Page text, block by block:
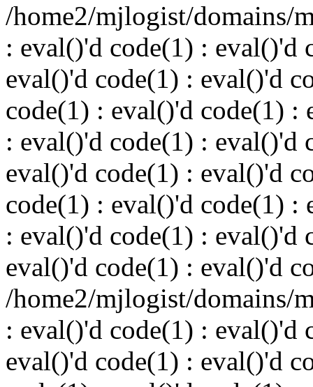
/home2/mjlogist/domains/
: eval()'d code(1) : eval()'d
eval()'d code(1) : eval()'d
code(1) : eval()'d code(1) :
: eval()'d code(1) : eval()'d
eval()'d code(1) : eval()'d
code(1) : eval()'d code(1) :
: eval()'d code(1) : eval()'d
eval()'d code(1) : eval()'d
/home2/mjlogist/domains/
: eval()'d code(1) : eval()'d
eval()'d code(1) : eval()'d